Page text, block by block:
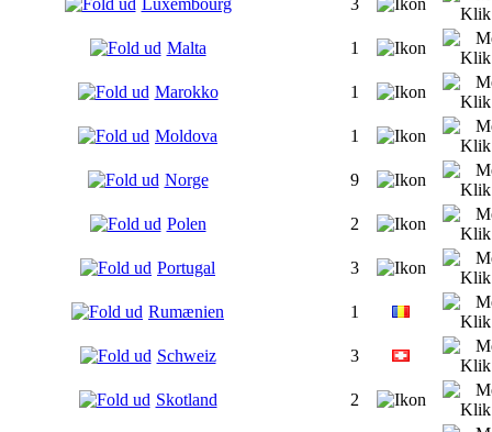
Luxembourg 3
Malta 1
Marokko 1
Moldova 1
Norge 9
Polen 2
Portugal 3
Rumænien 1
Schweiz 3
Skotland 2